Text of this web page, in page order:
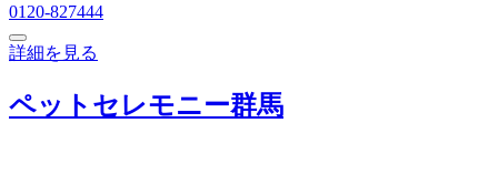
0120-827444
詳細を見る
ペットセレモニー群馬